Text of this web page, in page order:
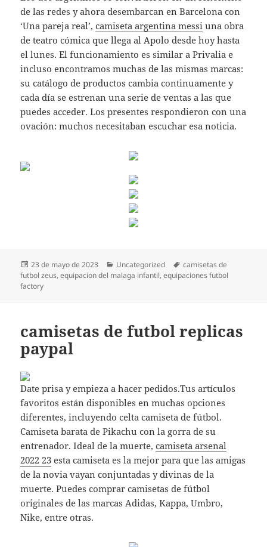
de las redes y ahora desembarcan en Barcelona con
‘Una pareja real’,camiseta argentina messi una obra
de teatro cómica que llega al Apolo desde hoy hasta
el lunes. El funcionamiento es similar a Privalia e
incluso encontramos muchas de las mismas marcas:
su catálogo de productos cambia continuamente y
cada día se estrenan una serie de ventas a las que
puedes acceder. Los presentes respondieron con una
ovación: muchos necesitaban escuchar esa noticia.
Publicado
el
23 de mayo de 2023 Categorías
Uncategorized Etiquetas
camisetas de
futbol zeus,equipacion del malaga infantil,equipaciones futbol
factory
camisetas de futbol replicas
paypal
Date prisa y empieza a hacer pedidos.Tus artículos
favoritos están disponibles en muchas opciones
diferentes, incluyendo celta camiseta de fútbol.
Camiseta barata de Pikachu con la gorra de su
entrenador. Ideal de la muerte,camiseta arsenal
2022 23 esta camiseta es la mejor para que las amigas
de la novia vayan conjuntadas y divinas de la
muerte. Puedes comprar camisetas de fútbol
originales de las marcas Adidas, Kappa, Umbro,
Nike, entre otras.